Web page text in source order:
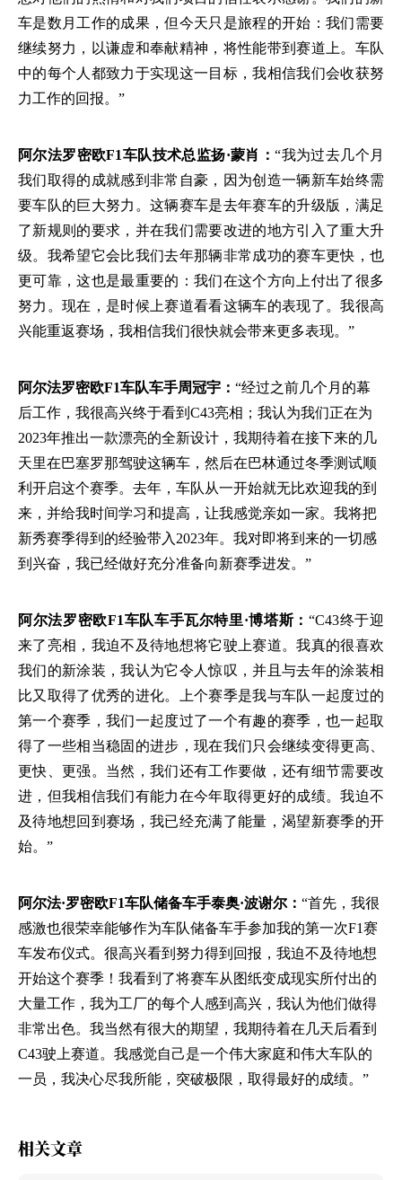
车是数月工作的成果，但今天只是旅程的开始：我们需要
继续努力，以谦虚和奉献精神，将性能带到赛道上。车队
中的每个人都致力于实现这一目标，我相信我们会收获努
力工作的回报。”
阿尔法罗密欧F1车队技术总监扬·蒙肖：“我为过去几个月
我们取得的成就感到非常自豪，因为创造一辆新车始终需
要车队的巨大努力。这辆赛车是去年赛车的升级版，满足
了新规则的要求，并在我们需要改进的地方引入了重大升
级。我希望它会比我们去年那辆非常成功的赛车更快，也
更可靠，这也是最重要的：我们在这个方向上付出了很多
努力。现在，是时候上赛道看看这辆车的表现了。我很高
兴能重返赛场，我相信我们很快就会带来更多表现。”
阿尔法罗密欧F1车队车手周冠宇： “经过之前几个月的幕
后工作，我很高兴终于看到 C43亮相；我认为我们正在为
2023年推出一款漂亮的全新设计，我期待着在接下来的几
天里在巴塞罗那驾驶这辆车，然后在巴林通过冬季测试顺
利开启这个赛季。去年，车队从一开始就无比欢迎我的到
来，并给我时间学习和提高，让我感觉亲如一家。我将把
新秀赛季得到的经验带入2023年。我对即将到来的一切感
到兴奋，我已经做好充分准备向新赛季进发。”
阿尔法罗密欧F1车队车手瓦尔特里·博塔斯：“C43终于迎
来了亮相，我迫不及待地想将它驶上赛道。我真的很喜欢
我们的新涂装，我认为它令人惊叹，并且与去年的涂装相
比又取得了优秀的进化。上个赛季是我与车队一起度过的
第一个赛季，我们一起度过了一个有趣的赛季，也一起取
得了一些相当稳固的进步，现在我们只会继续变得更高、
更快、更强。当然，我们还有工作要做，还有细节需要改
进，但我相信我们有能力在今年取得更好的成绩。我迫不
及待地想回到赛场，我已经充满了能量，渴望新赛季的开
始。”
阿尔法·罗密欧F1车队储备车手泰奥·波谢尔： “首先，我很
感激也很荣幸能够作为车队储备车手参加我的第一次F1赛
车发布仪式。很高兴看到努力得到回报，我迫不及待地想
开始这个赛季！我看到了将赛车从图纸变成现实所付出的
大量工作，我为工厂的每个人感到高兴，我认为他们做得
非常出色。我当然有很大的期望，我期待着在几天后看到
C43驶上赛道。我感觉自己是一个伟大家庭和伟大车队的
一员，我决心尽我所能，突破极限，取得最好的成绩。”
相关文章